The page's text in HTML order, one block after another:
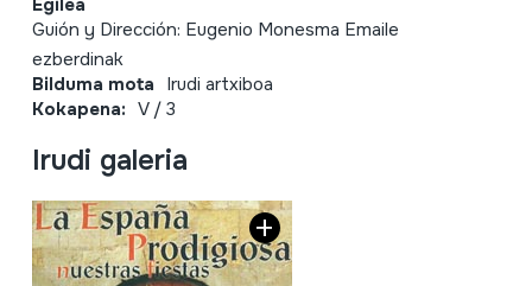
Egilea
Guión y Dirección: Eugenio Monesma Emaile
ezberdinak
Bilduma mota Irudi artxiboa
Kokapena: V / 3
Irudi galeria